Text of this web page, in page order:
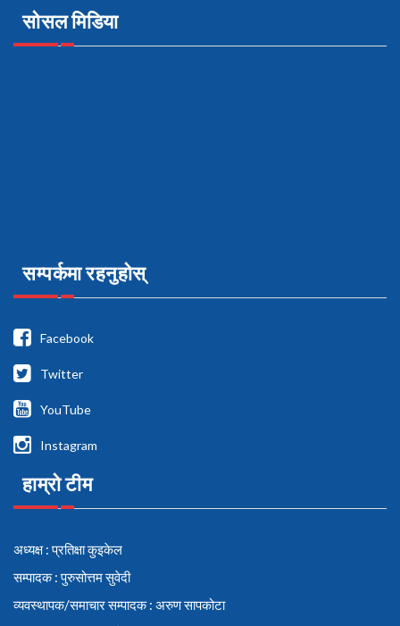
सोसल मिडिया
सम्पर्कमा रहनुहोस्
Facebook
Twitter
YouTube
Instagram
हाम्रो टीम
अध्यक्ष : प्रतिक्षा कुइकेल
सम्पादक : पुरुसोत्तम सुवेदी
व्यवस्थापक/समाचार सम्पादक : अरुण सापकोटा